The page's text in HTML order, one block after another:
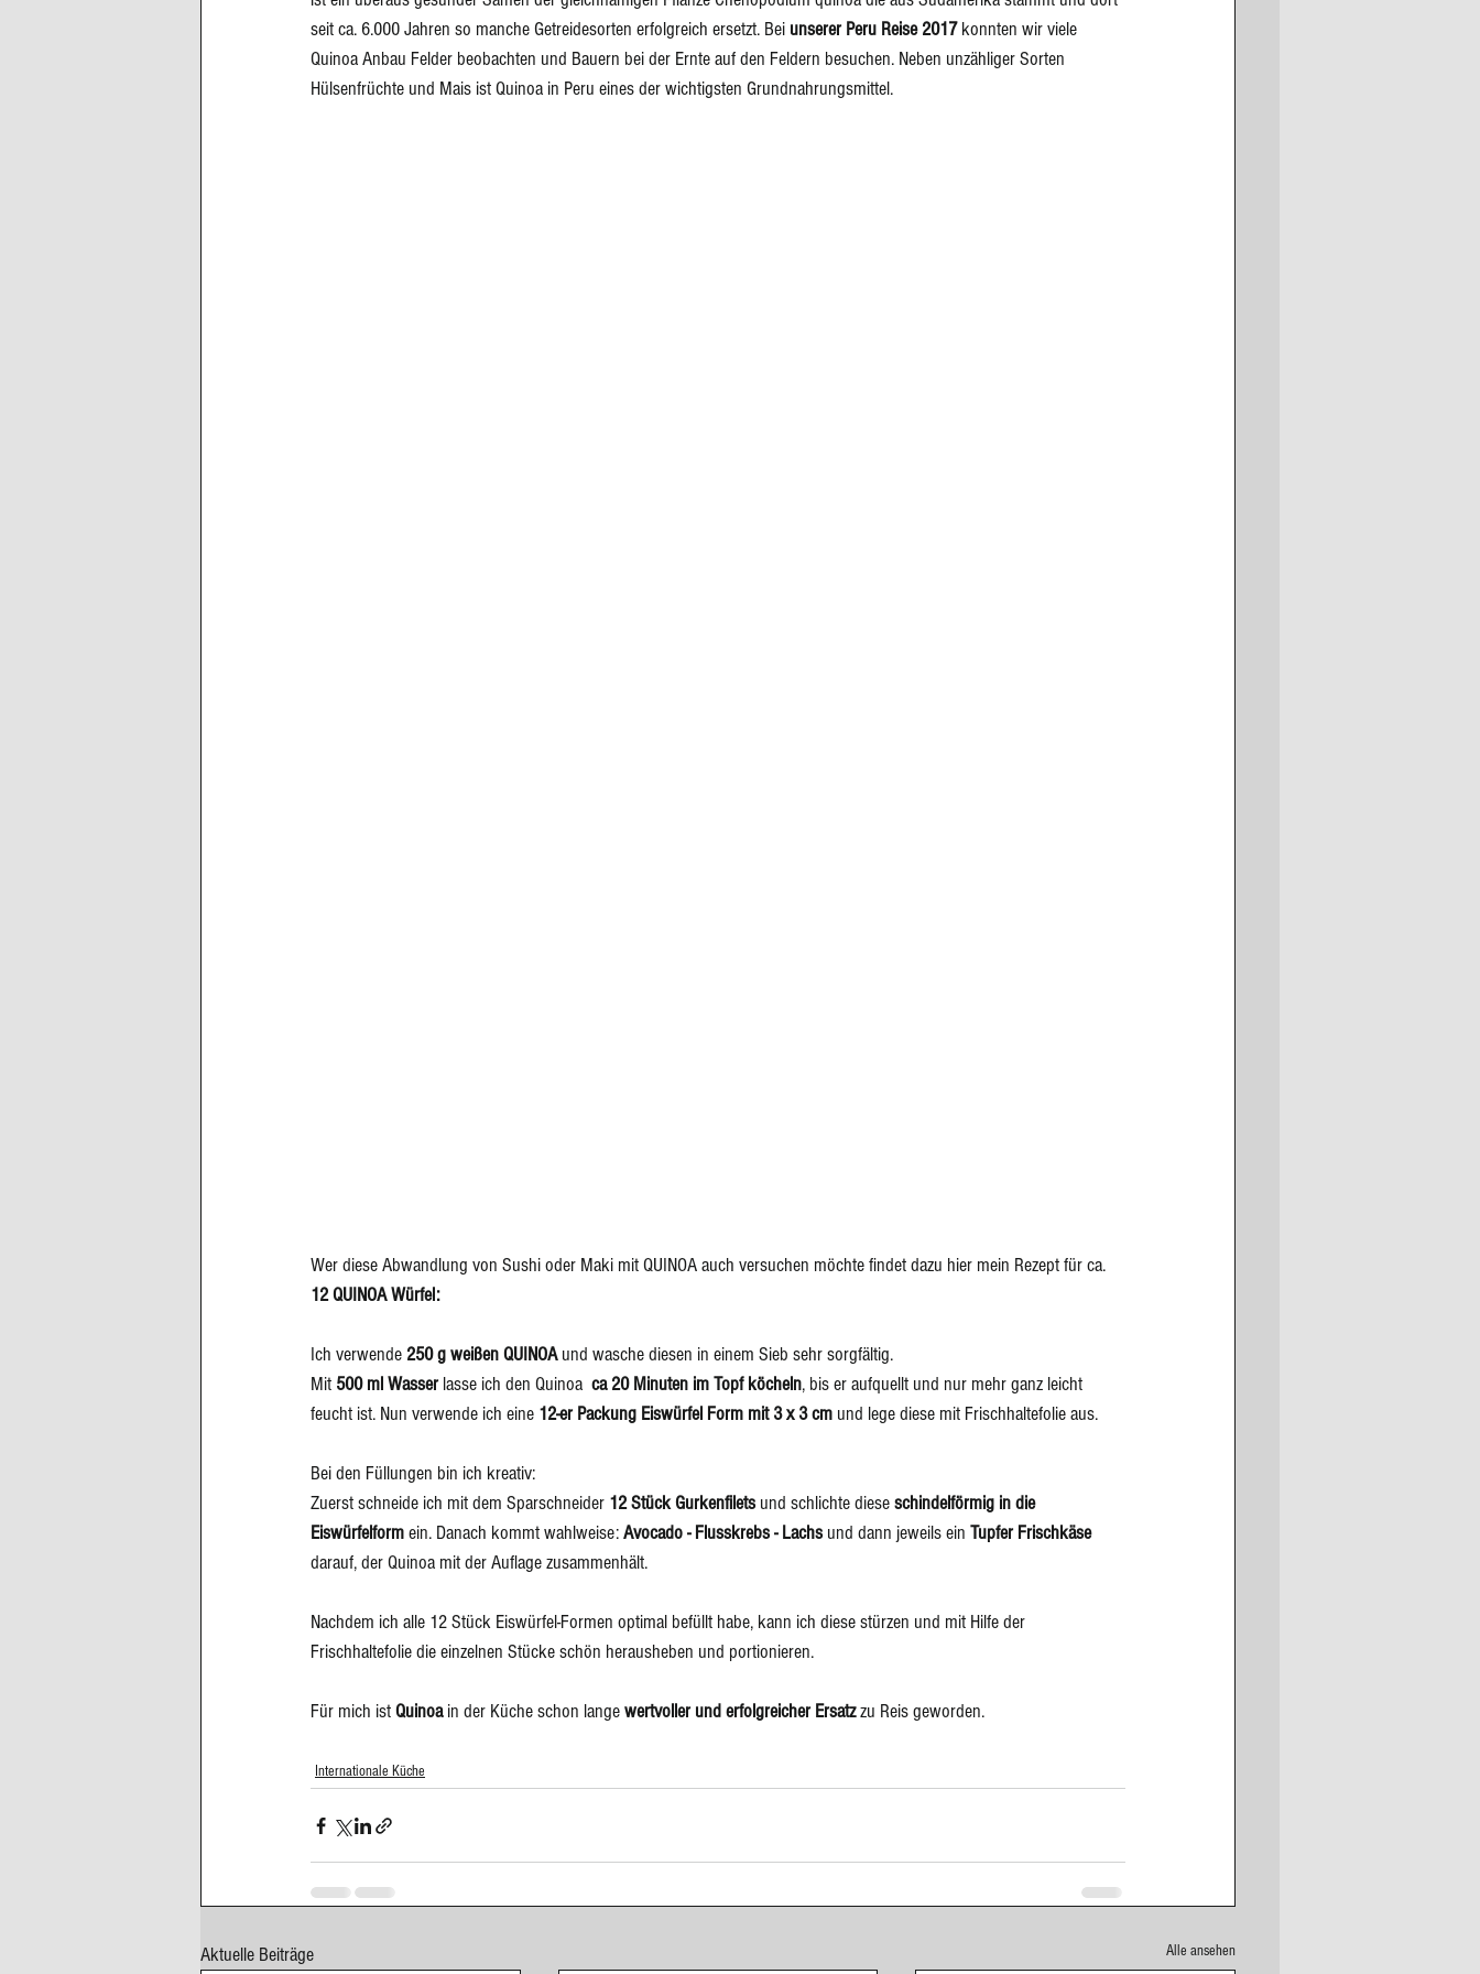
seit ca. 6.000 Jahren so manche Getreidesorten erfolgreich ersetzt. Bei unserer Peru Reise 2017 konnten wir viele
Quinoa Anbau Felder beobachten und Bauern bei der Ernte auf den Feldern besuchen. Neben unzähliger Sorten
Hülsenfrüchte und Mais ist Quinoa in Peru eines der wichtigsten Grundnahrungsmittel.
Wer diese Abwandlung von Sushi oder Maki mit QUINOA auch versuchen möchte findet dazu hier mein Rezept für ca.
12 QUINOA Würfel:
Ich verwende 250 g weißen QUINOA und wasche diesen in einem Sieb sehr sorgfältig.
Mit 500 ml Wasser lasse ich den Quinoa ca 20 Minuten im Topf köcheln, bis er aufquellt und nur mehr ganz leicht
feucht ist. Nun verwende ich eine 12-er Packung Eiswürfel Form mit 3 x 3 cm und lege diese mit Frischhaltefolie aus.
Bei den Füllungen bin ich kreativ:
Zuerst schneide ich mit dem Sparschneider 12 Stück Gurkenfilets und schlichte diese schindelförmig in die
Eiswürfelform ein. Danach kommt wahlweise: Avocado - Flusskrebs - Lachs und dann jeweils ein Tupfer Frischkäse
darauf, der Quinoa mit der Auflage zusammenhält.
Nachdem ich alle 12 Stück Eiswürfel-Formen optimal befüllt habe, kann ich diese stürzen und mit Hilfe der
Frischhaltefolie die einzelnen Stücke schön herausheben und portionieren.
Für mich ist Quinoa in der Küche schon lange wertvoller und erfolgreicher Ersatz zu Reis geworden.
Internationale Küche
Aktuelle Beiträge Alle ansehen